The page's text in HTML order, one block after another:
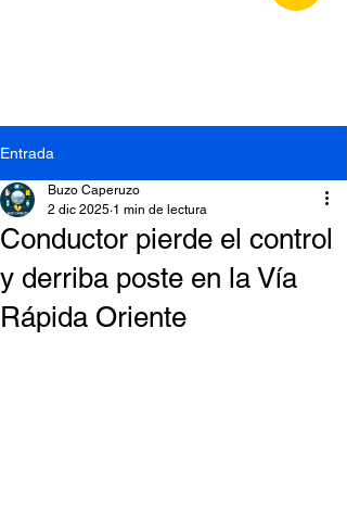
Entrada
Conductor pierde el control
y derriba poste en la Vía
Rápida Oriente
Buzo Caperuzo
2 dic 2025 1 min de lectura